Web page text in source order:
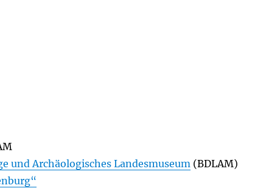
und Archäologisches Landesmuseum (BDLAM)